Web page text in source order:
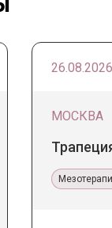
26.08.2026
МОСКВА